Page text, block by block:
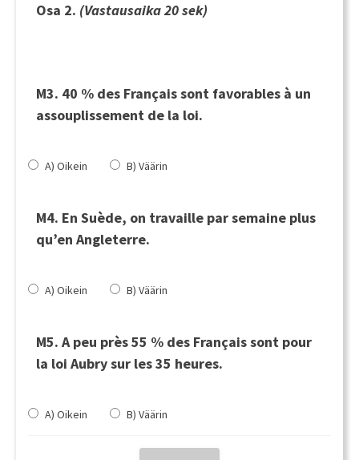
Osa 2. (Vastausaika 20 sek)
M3. 40 % des Français sont favorables à un
assouplissement de la loi.
A) Oikein B) Väärin
M4. En Suède, on travaille par semaine plus
qu’en Angleterre.
A) Oikein B) Väärin
M5. A peu près 55 % des Français sont pour
la loi Aubry sur les 35 heures.
A) Oikein B) Väärin